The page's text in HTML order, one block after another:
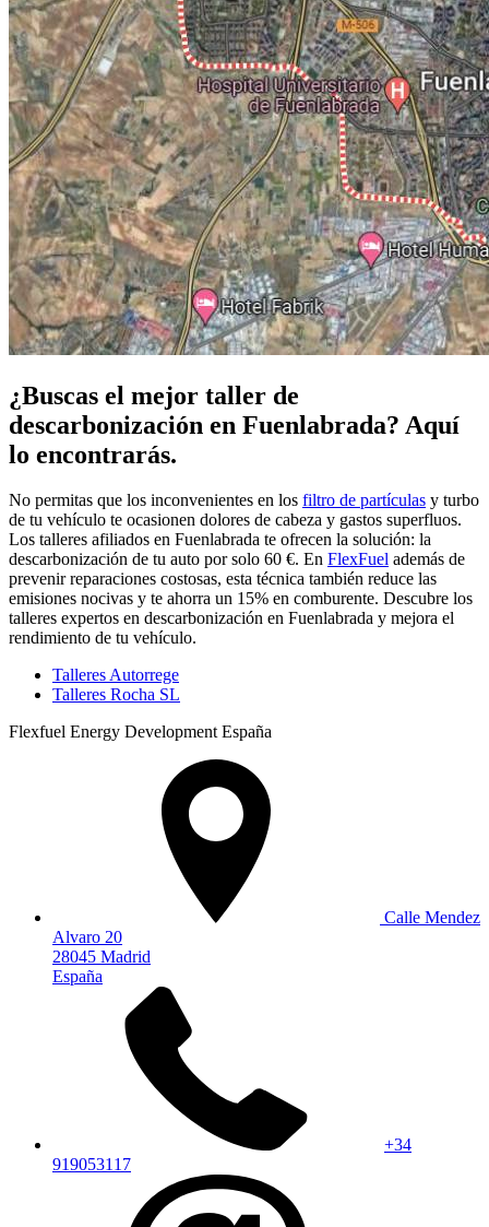
¿Buscas el mejor taller de
descarbonización en Fuenlabrada? Aquí
lo encontrarás.
No permitas que los inconvenientes en los filtro de partículas y turbo
de tu vehículo te ocasionen dolores de cabeza y gastos superfluos.
Los talleres afiliados en Fuenlabrada te ofrecen la solución: la
descarbonización de tu auto por solo 60 €. En FlexFuel además de
prevenir reparaciones costosas, esta técnica también reduce las
emisiones nocivas y te ahorra un 15% en comburente. Descubre los
talleres expertos en descarbonización en Fuenlabrada y mejora el
rendimiento de tu vehículo.
Talleres Autorrege
Talleres Rocha SL
Flexfuel Energy Development España
Calle Mendez
Alvaro 20
28045 Madrid
España
+34
919053117